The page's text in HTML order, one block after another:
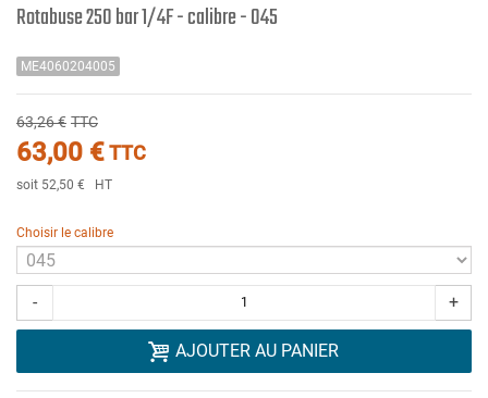
Rotabuse 250 bar 1/4F - calibre - 045
ME4060204005
63,26 € TTC
63,00 €TTC
soit 52,50 € HT
Choisir le calibre
- +
AJOUTER AU PANIER